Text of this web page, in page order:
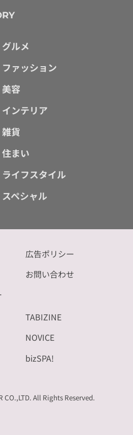
グルメ
ファッション
美容
インテリア
雑貨
住まい
ライフスタイル
スペシャル
広告ポリシー
お問い合わせ
TABIZINE
NOVICE
bizSPA!
CO.,LTD. All Rights Reserved.